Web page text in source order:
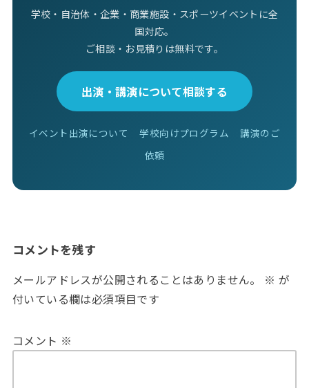
学校・自治体・企業・商業施設・スポーツイベントに全
国対応。
ご相談・お見積りは無料です。
出演・講演について相談する
イベント出演について 学校向けプログラム
講演のご
依頼
コメントを残す
メールアドレスが公開されることはありません。 ※ が
付いている欄は必須項目です
コメント ※